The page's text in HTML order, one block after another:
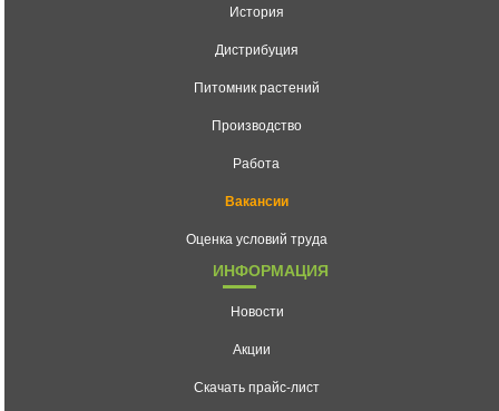
История
Дистрибуция
Питомник растений
Производство
Работа
Вакансии
Оценка условий труда
ИНФОРМАЦИЯ
Новости
Акции
Скачать прайс-лист